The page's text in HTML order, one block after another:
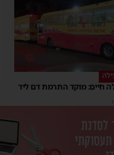
חיים: מוקד התרמת דם ליד